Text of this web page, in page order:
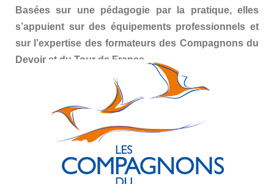
Basées sur une pédagogie par la pratique, elles
s’appuient sur des équipements professionnels et
sur l’expertise des formateurs des Compagnons du
Devoir et du Tour de France.